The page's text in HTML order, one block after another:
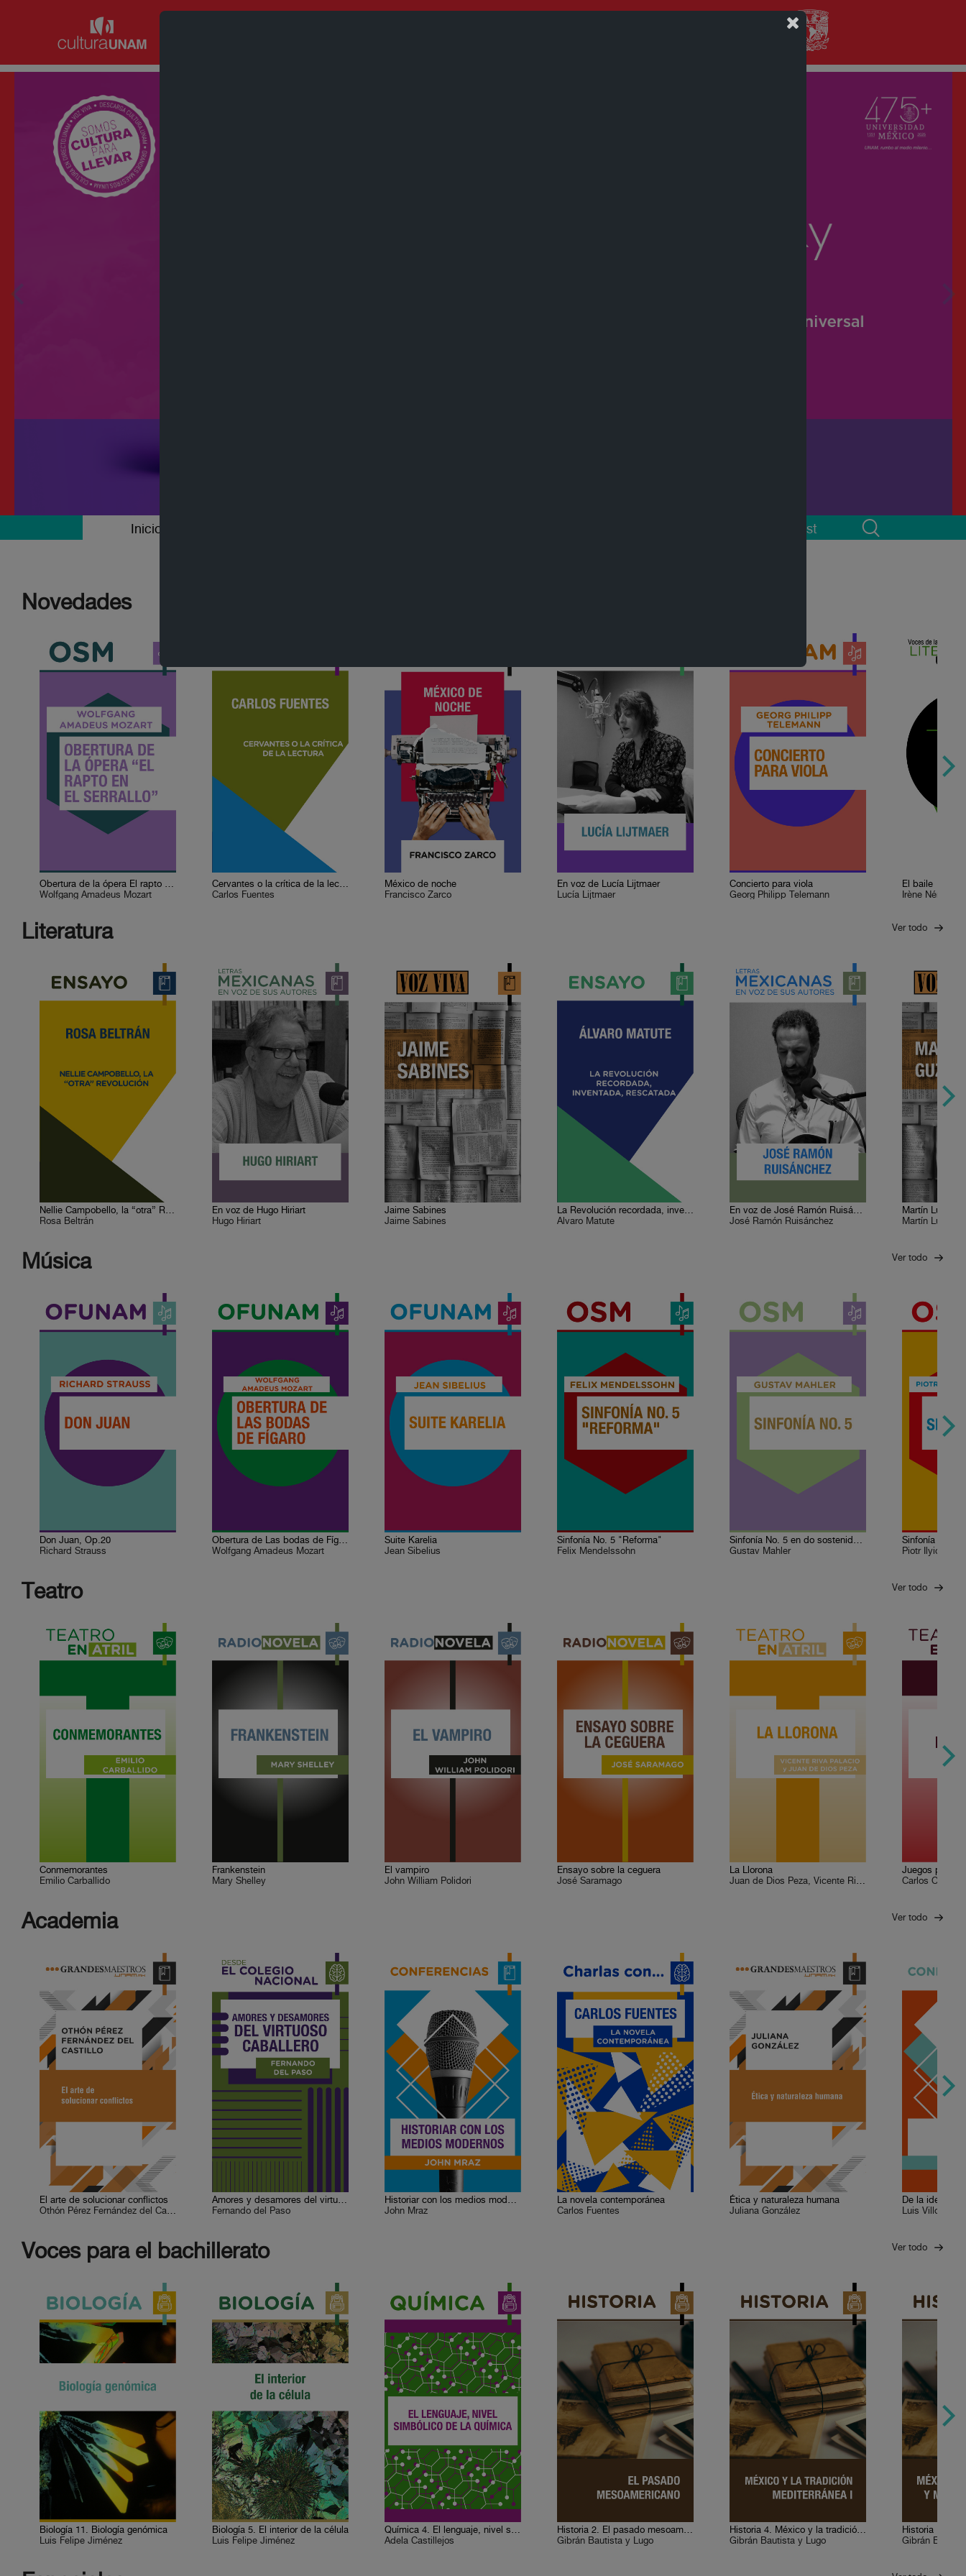
Inicio Podcast
Novedades
Obertura de la ópera El rapto en el serrallo
Wolfgang Amadeus Mozart
Cervantes o la crítica de la lectura
Carlos Fuentes
México de noche
Francisco Zarco
En voz de Lucía Lijtmaer
Lucía Lijtmaer
Concierto para viola
Georg Philipp Telemann
El baile
Irène
Literatura Ver todo
Nellie Campobello, la “otra” Revolución
Rosa Beltrán
En voz de Hugo Hiriart
Hugo Hiriart
Jaime Sabines
Jaime Sabines
La Revolución recordada, inventada, rescatada
Álvaro Matute
En voz de José Ramón Ruisánchez
José Ramón Ruisánchez
Martín Luis
Martín Luis
Música Ver todo
Don Juan, Op.20
Richard Strauss
Obertura de Las bodas de Fígaro
Wolfgang Amadeus Mozart
Suite Karelia
Jean Sibelius
Sinfonía No. 5 "Reforma"
Felix Mendelssohn
Sinfonía No. 5 en do sostenido menor
Gustav Mahler
Sinfonía No. 4
Piotr Ilyich
Teatro Ver todo
Conmemorantes
Emilio Carballido
Frankenstein
Mary Shelley
El vampiro
John William Polidori
Ensayo sobre la ceguera
José Saramago
La Llorona
Juan de Dios Peza, Vicente Riva Palacio
Juegos
Carlos Olmos
Academia Ver todo
El arte de solucionar conflictos
Othón Pérez Fernández del Castillo
Amores y desamores del virtuoso caballero
Fernando del Paso
Historiar con los medios modernos
John Mraz
La novela contemporánea
Carlos Fuentes
Ética y naturaleza humana
Juliana González
De la idea de
Luis Villoro
Voces para el bachillerato Ver todo
Biología 11. Biología genómica
Luis Felipe Jiménez
Biología 5. El interior de la célula
Luis Felipe Jiménez
Química 4. El lenguaje, nivel simbólico de la química
Adela Castillejos
Historia 2. El pasado mesoamericano
Gibrán Bautista y Lugo
Historia 4. México y la tradición mediterránea I
Gibrán Bautista y Lugo
Gibrán